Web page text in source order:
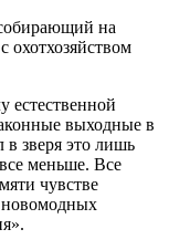
на
охотхозяйством
естественной
выходные в
в зверя это лишь
меньше. Все
чувстве
новомодных